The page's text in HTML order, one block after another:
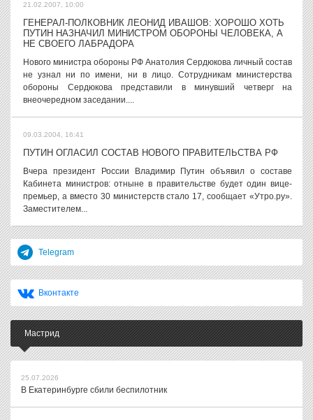
21.02.2007, 10:00
ГЕНЕРАЛ-ПОЛКОВНИК ЛЕОНИД ИВАШОВ: ХОРОШО ХОТЬ
ПУТИН НАЗНАЧИЛ МИНИСТРОМ ОБОРОНЫ ЧЕЛОВЕКА, А
НЕ СВОЕГО ЛАБРАДОРА
Нового министра обороны РФ Анатолия Сердюкова личный состав
не узнал ни по имени, ни в лицо. Сотрудникам министерства
обороны Сердюкова представили в минувший четверг на
внеочередном заседании....
09.03.2004, 16:41
ПУТИН ОГЛАСИЛ СОСТАВ НОВОГО ПРАВИТЕЛЬСТВА РФ
Вчера президент России Владимир Путин объявил о составе
Кабинета министров: отныне в правительстве будет один вице-
премьер, а вместо 30 министерств стало 17, сообщает «Утро.ру».
Заместителем...
Telegram
Вконтакте
Мастрид
25.07.2026
В Екатеринбурге сбили беспилотник